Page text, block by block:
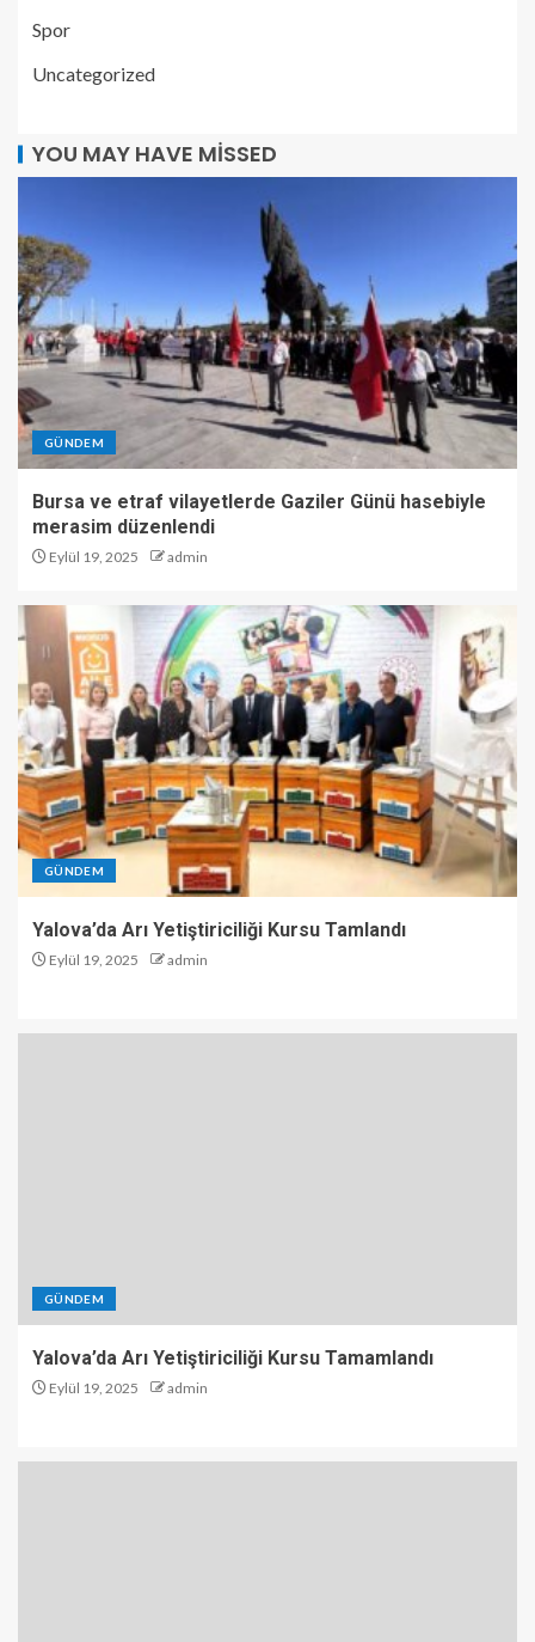
Spor
Uncategorized
YOU MAY HAVE MISSED
GÜNDEM
Bursa ve etraf vilayetlerde Gaziler Günü hasebiyle
merasim düzenlendi
Eylül 19, 2025 admin
GÜNDEM
Yalova’da Arı Yetiştiriciliği Kursu Tamlandı
Eylül 19, 2025 admin
GÜNDEM
Yalova’da Arı Yetiştiriciliği Kursu Tamamlandı
Eylül 19, 2025 admin